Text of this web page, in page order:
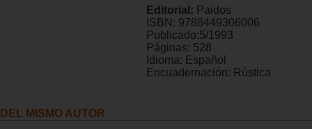
Editorial: Paidos
ISBN: 9788449306006
Publicado:5/1993
Páginas: 528
Idioma: Español
Encuadernación: Rústica
DEL MISMO AUTOR